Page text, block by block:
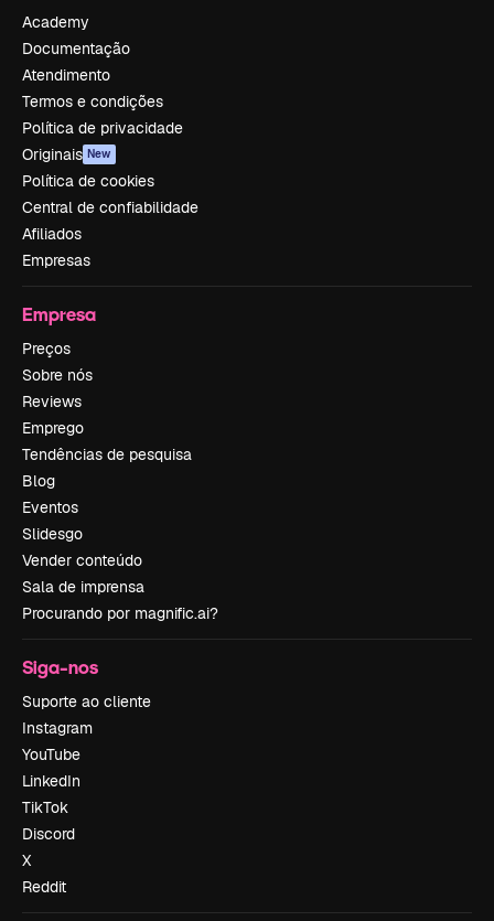
Academy
Documentação
Atendimento
Termos e condições
Política de privacidade
Originais New
Política de cookies
Central de confiabilidade
Afiliados
Empresas
Empresa
Preços
Sobre nós
Reviews
Emprego
Tendências de pesquisa
Blog
Eventos
Slidesgo
Vender conteúdo
Sala de imprensa
Procurando por magnific.ai?
Siga-nos
Suporte ao cliente
Instagram
YouTube
LinkedIn
TikTok
Discord
X
Reddit